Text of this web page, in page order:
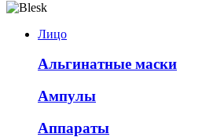
Лицо
Альгинатные маски
Ампулы
Аппараты